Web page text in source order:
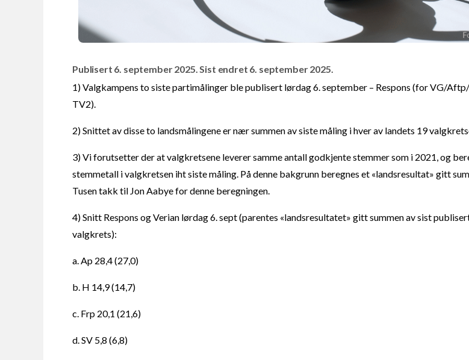
Publisert 6. september 2025. Sist endret 6. september 2025.
1) Valgkampens to siste partimålinger ble publisert lørdag 6. september – Respons (for VG/
TV2).
2) Snittet av disse to landsmålingene er nær summen av siste måling i hver av landets 19
3) Vi forutsetter der at valgkretsene leverer samme antall godkjente stemmer som i 2021, og
stemmetall i valgkretsen iht siste måling. På denne bakgrunn beregnes et «landsresultat» gitt
Tusen takk til Jon Aabye for denne beregningen.
4) Snitt Respons og Verian lørdag 6. sept (parentes «landsresultatet» gitt summen av sist
valgkrets):
a. Ap 28,4 (27,0)
b. H 14,9 (14,7)
c. Frp 20,1 (21,6)
d. SV 5,8 (6,8)